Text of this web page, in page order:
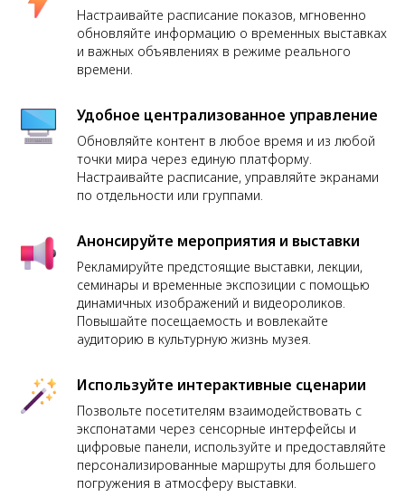
Настраивайте расписание показов, мгновенно
обновляйте информацию о временных выставках
и важных объявлениях в режиме реального
времени.
Удобное централизованное управление
Обновляйте контент в любое время и из любой
точки мира через единую платформу.
Настраивайте расписание, управляйте экранами
по отдельности или группами.
Анонсируйте мероприятия и выставки
Рекламируйте предстоящие выставки, лекции,
семинары и временные экспозиции с помощью
динамичных изображений и видеороликов.
Повышайте посещаемость и вовлекайте
аудиторию в культурную жизнь музея.
Используйте интерактивные сценарии
Позвольте посетителям взаимодействовать с
экспонатами через сенсорные интерфейсы и
цифровые панели, используйте и предоставляйте
персонализированные маршруты для большего
погружения в атмосферу выставки.